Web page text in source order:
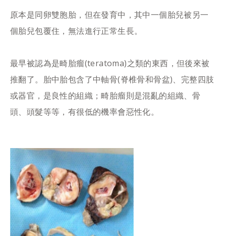
原本是同卵雙胞胎，但在發育中，其中一個胎兒被另一
個胎兒包覆住，無法進行正常生長。
最早被認為是畸胎瘤(teratoma)之類的東西，但後來被
推翻了。胎中胎包含了中軸骨(脊椎骨和骨盆)、完整四肢
或器官，是良性的組織；畸胎瘤則是混亂的組織、骨
頭、頭髮等等，有很低的機率會惡性化。